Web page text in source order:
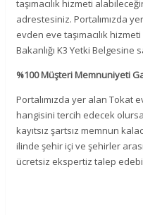
taşımacılık hizmeti
adrestesiniz. Portalımızda
evden eve taşımacılık
Bakanlığı K3 Yetki Belgesine
%100 Müşteri Memnuniyeti
Portalımızda yer alan Tokat
hangisini tercih edecek
kayıtsız şartsız memnun
ilinde şehir içi ve şehirler
ücretsiz ekspertiz talep